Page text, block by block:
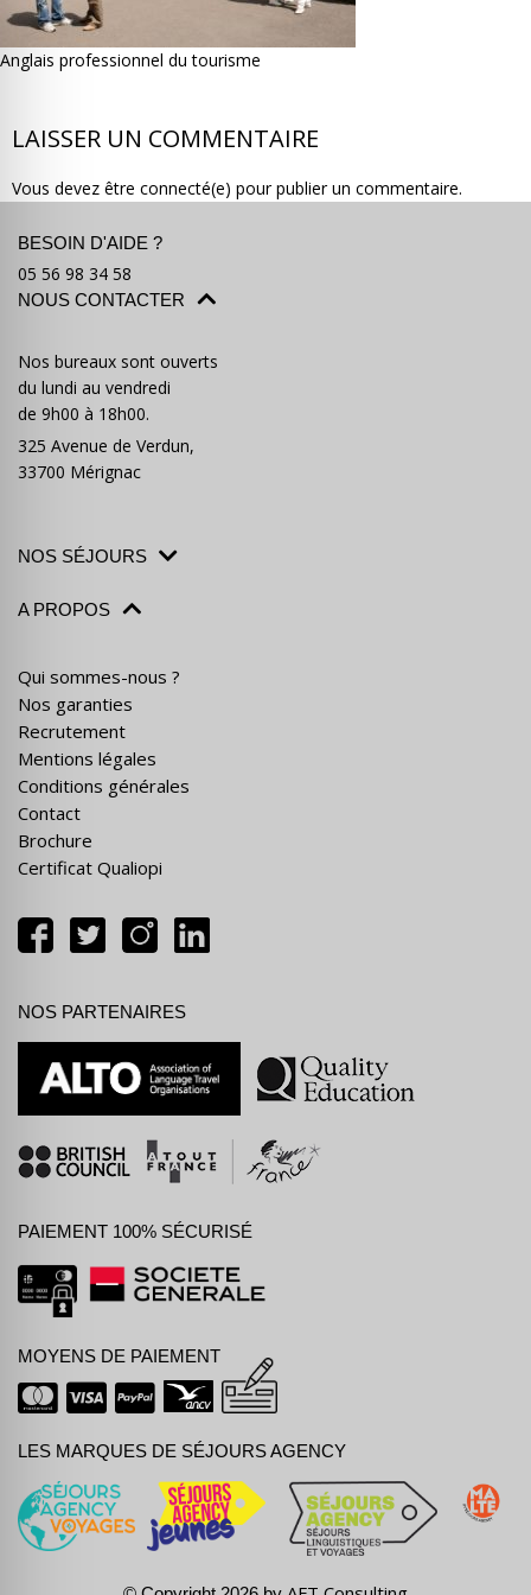
Anglais professionnel du tourisme
LAISSER UN COMMENTAIRE
Vous devez être connecté(e) pour publier un commentaire.
BESOIN D'AIDE ?
05 56 98 34 58
NOUS CONTACTER
Nos bureaux sont ouverts
du lundi au vendredi
de 9h00 à 18h00.
325 Avenue de Verdun,
33700 Mérignac
NOS SÉJOURS
A PROPOS
Qui sommes-nous ?
Nos garanties
Recrutement
Mentions légales
Conditions générales
Contact
Brochure
Certificat Qualiopi
NOS PARTENAIRES
PAIEMENT 100% SÉCURISÉ
MOYENS DE PAIEMENT
LES MARQUES DE SÉJOURS AGENCY